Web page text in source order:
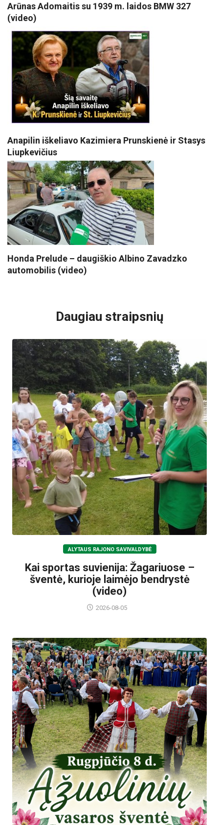
Arūnas Adomaitis su 1939 m. laidos BMW 327
(video)
Anapilin iškeliavo Kazimiera Prunskienė ir Stasys
Liupkevičius
Honda Prelude – daugiškio Albino Zavadzko
automobilis (video)
Daugiau straipsnių
ALYTAUS RAJONO SAVIVALDYBĖ
Kai sportas suvienija: Žagariuose –
šventė, kurioje laimėjo bendrystė
(video)
2026-08-05